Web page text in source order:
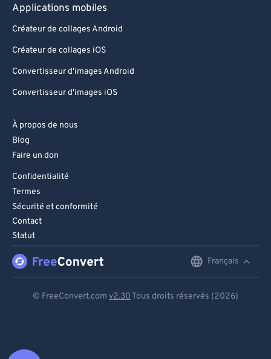
Applications mobiles
Créateur de collages Android
Créateur de collages iOS
Convertisseur d'images Android
Convertisseur d'images iOS
À propos de nous
Blog
Faire un don
Confidentialité
Termes
Sécurité et conformité
Contact
Statut
Français
© FreeConvert.com v2.30 Tous droits réservés (2026)